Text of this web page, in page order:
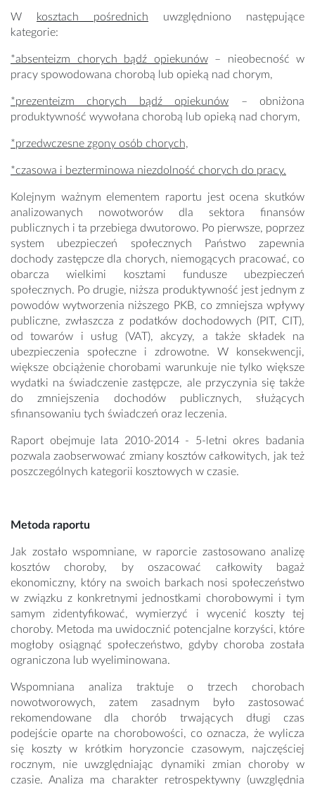
W kosztach pośrednich uwzględniono następujące
kategorie:
*absenteizm chorych bądź opiekunów– nieobecność w
pracy spowodowana chorobą lub opieką nad chorym,
*prezenteizm chorych bądź opiekunów – obniżona
produktywność wywołana chorobą lub opieką nad chorym,
*przedwczesne zgony osób chorych,
*czasowa i bezterminowa niezdolność chorych do pracy.
Kolejnym ważnym elementem raportu jest ocena skutków
analizowanych nowotworów dla sektora finansów
publicznych i ta przebiega dwutorowo. Po pierwsze, poprzez
system ubezpieczeń społecznych Państwo zapewnia
dochody zastępcze dla chorych, niemogących pracować, co
obarcza wielkimi kosztami fundusze ubezpieczeń
społecznych. Po drugie, niższa produktywność jest jednym z
powodów wytworzenia niższego PKB, co zmniejsza wpływy
publiczne, zwłaszcza z podatków dochodowych (PIT, CIT),
od towarów i usług (VAT), akcyzy, a także składek na
ubezpieczenia społeczne i zdrowotne. W konsekwencji,
większe obciążenie chorobami warunkuje nie tylko większe
wydatki na świadczenie zastępcze, ale przyczynia się także
do zmniejszenia dochodów publicznych, służących
sfinansowaniu tych świadczeń oraz leczenia.
Raport obejmuje lata 2010-2014 - 5-letni okres badania
pozwala zaobserwować zmiany kosztów całkowitych, jak też
poszczególnych kategorii kosztowych w czasie.
Metoda raportu
Jak zostało wspomniane, w raporcie zastosowano analizę
kosztów choroby, by oszacować całkowity bagaż
ekonomiczny, który na swoich barkach nosi społeczeństwo
w związku z konkretnymi jednostkami chorobowymi i tym
samym zidentyfikować, wymierzyć i wycenić koszty tej
choroby. Metoda ma uwidocznić potencjalne korzyści, które
mogłoby osiągnąć społeczeństwo, gdyby choroba została
ograniczona lub wyeliminowana.
Wspomniana analiza traktuje o trzech chorobach
nowotworowych, zatem zasadnym było zastosować
rekomendowane dla chorób trwających długi czas
podejście oparte na chorobowości, co oznacza, że wylicza
się koszty w krótkim horyzoncie czasowym, najczęściej
rocznym, nie uwzględniając dynamiki zmian choroby w
czasie. Analiza ma charakter retrospektywny (uwzględnia